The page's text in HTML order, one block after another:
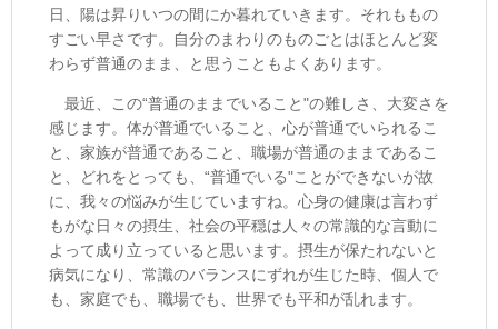
日、陽は昇りいつの間にか暮れていきます。それももの
すごい早さです。自分のまわりのものごとはほとんど変
わらず普通のまま、と思うこともよくあります。
最近、この“普通のままでいること"の難しさ、大変さを
感じます。体が普通でいること、心が普通でいられるこ
と、家族が普通であること、職場が普通のままであるこ
と、どれをとっても、“普通でいる"ことができないが故
に、我々の悩みが生じていますね。心身の健康は言わず
もがな日々の摂生、社会の平穏は人々の常識的な言動に
よって成り立っていると思います。摂生が保たれないと
病気になり、常識のバランスにずれが生じた時、個人で
も、家庭でも、職場でも、世界でも平和が乱れます。